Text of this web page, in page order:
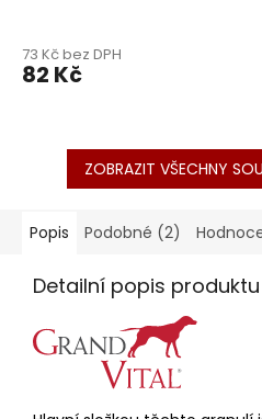
73 Kč bez DPH
82 Kč
ZOBRAZIT VŠECHNY
Popis Podobné (2)
Detailní popis produktu